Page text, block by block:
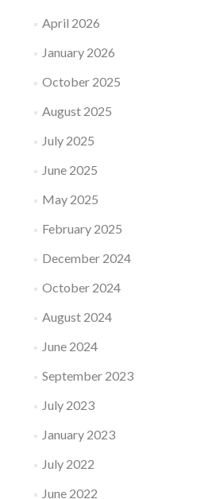
April 2026
January 2026
October 2025
August 2025
July 2025
June 2025
May 2025
February 2025
December 2024
October 2024
August 2024
June 2024
September 2023
July 2023
January 2023
July 2022
June 2022